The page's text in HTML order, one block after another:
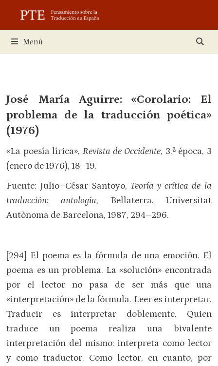
contenido
Menú
José María Aguirre: «Corolario: El
problema de la traducción poética»
(1976)
«La poesía lírica», Revista de Occidente, 3.ª época, 3
(enero de 1976), 18–19.
Fuente: Julio–César Santoyo, Teoría y crítica de la
traducción: antología, Bellaterra, Universitat
Autònoma de Barcelona, 1987, 294–296.
[294] El poema es la fórmula de una emoción. El
poema es un problema. La «solución» encontrada
por el lector no pasa de ser más que una
«interpretación» de la fórmula. Leer es interpretar.
Traducir es interpretar doblemente. Quien
traduce un poema realiza una bivalente
interpretación del mismo: interpreta como lector
y como traductor. Como lector, en cuanto, por